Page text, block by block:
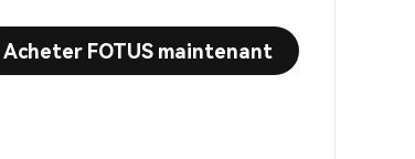
Acheter FOTUS maintenant